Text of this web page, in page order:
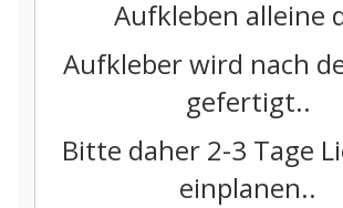
Aufkleben alleine
Aufkleber wird nach
gefertigt..
Bitte daher 2-3 Tage
einplanen..